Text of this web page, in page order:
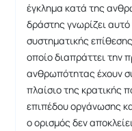
έγκλημα κατά της
δράστης γνωρίζει αυτό
συστηματικής
οποίο διαπράττει την
ανθρωπότητας έχουν
πλαίσιο της κρατικής
επιπέδου οργάνωσης
ο ορισμός δεν